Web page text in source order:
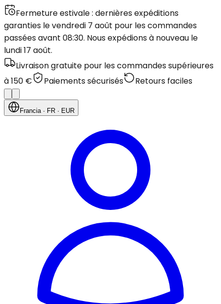
Fermeture estivale : dernières expéditions
garanties le vendredi 7 août pour les commandes
passées avant 08:30. Nous expédions à nouveau le
lundi 17 août.
Livraison gratuite pour les commandes supérieures
à 150 €
Paiements sécurisés Retours faciles
Francia· FR · EUR